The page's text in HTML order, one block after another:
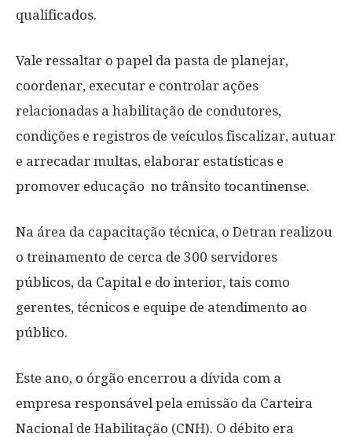
qualificados.
Vale ressaltar o papel da pasta de planejar,
coordenar, executar e controlar ações
relacionadas a habilitação de condutores,
condições e registros de veículos fiscalizar, autuar
e arrecadar multas, elaborar estatísticas e
promover educação no trânsito tocantinense.
Na área da capacitação técnica, o Detran realizou
o treinamento de cerca de 300 servidores
públicos, da Capital e do interior, tais como
gerentes, técnicos e equipe de atendimento ao
público.
Este ano, o órgão encerrou a dívida com a
empresa responsável pela emissão da Carteira
Nacional de Habilitação (CNH). O débito era